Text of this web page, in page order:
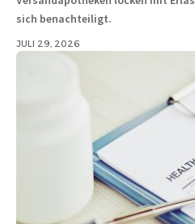
sich benachteiligt.
JULI 29, 2026